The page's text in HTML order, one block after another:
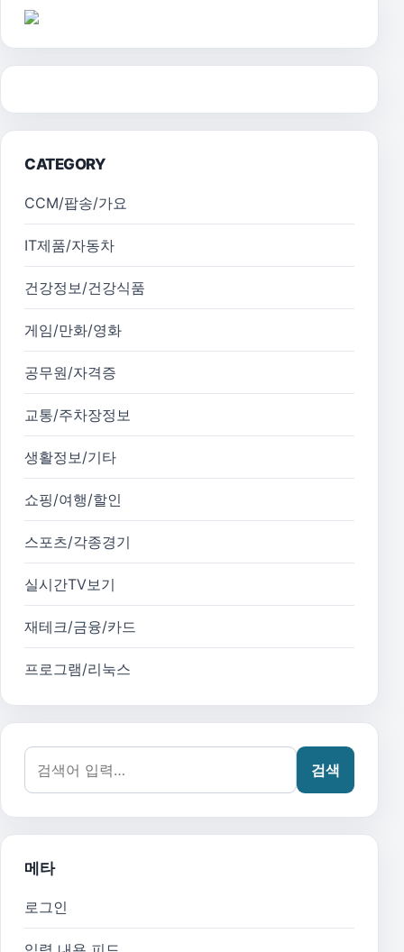
CATEGORY
CCM/팝송/가요
IT제품/자동차
건강정보/건강식품
게임/만화/영화
공무원/자격증
교통/주차장정보
생활정보/기타
쇼핑/여행/할인
스포츠/각종경기
실시간TV보기
재테크/금융/카드
프로그램/리눅스
검색어:
검색
메타
로그인